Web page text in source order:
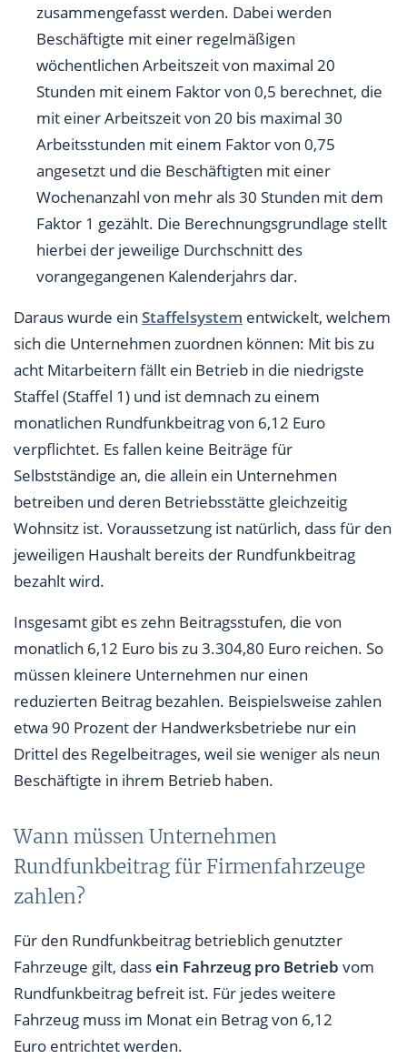
zusammengefasst werden. Dabei werden
Beschäftigte mit einer regelmäßigen
wöchentlichen Arbeitszeit von maximal 20
Stunden mit einem Faktor von 0,5 berechnet, die
mit einer Arbeitszeit von 20 bis maximal 30
Arbeitsstunden mit einem Faktor von 0,75
angesetzt und die Beschäftigten mit einer
Wochenanzahl von mehr als 30 Stunden mit dem
Faktor 1 gezählt. Die Berechnungsgrundlage stellt
hierbei der jeweilige Durchschnitt des
vorangegangenen Kalenderjahrs dar.
Daraus wurde ein Staffelsystem entwickelt, welchem
sich die Unternehmen zuordnen können: Mit bis zu
acht Mitarbeitern fällt ein Betrieb in die niedrigste
Staffel (Staffel 1) und ist demnach zu einem
monatlichen Rundfunkbeitrag von 6,12 Euro
verpflichtet. Es fallen keine Beiträge für
Selbstständige an, die allein ein Unternehmen
betreiben und deren Betriebsstätte gleichzeitig
Wohnsitz ist. Voraussetzung ist natürlich, dass für den
jeweiligen Haushalt bereits der Rundfunkbeitrag
bezahlt wird.
Insgesamt gibt es zehn Beitragsstufen, die von
monatlich 6,12 Euro bis zu 3.304,80 Euro reichen. So
müssen kleinere Unternehmen nur einen
reduzierten Beitrag bezahlen. Beispielsweise zahlen
etwa 90 Prozent der Handwerksbetriebe nur ein
Drittel des Regelbeitrages, weil sie weniger als neun
Beschäftigte in ihrem Betrieb haben.
Wann müssen Unternehmen
Rundfunkbeitrag für Firmenfahrzeuge
zahlen?
Für den Rundfunkbeitrag betrieblich genutzter
Fahrzeuge gilt, dassein Fahrzeug pro Betrieb vom
Rundfunkbeitrag befreit ist. Für jedes weitere
Fahrzeug muss im Monat ein Betrag von 6,12
Euro entrichtet werden.